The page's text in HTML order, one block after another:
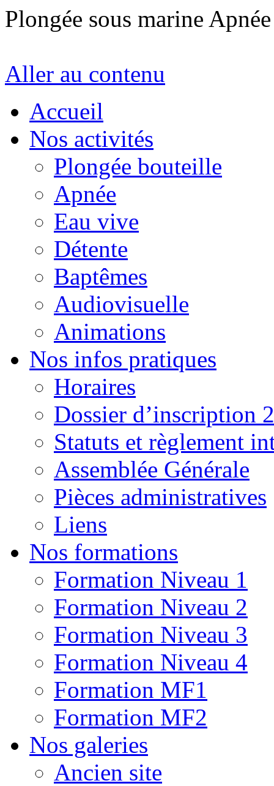
Plongée sous marine
Aller au contenu
Accueil
Nos activités
Plongée bouteille
Apnée
Eau vive
Détente
Baptêmes
Audiovisuelle
Animations
Nos infos pratiques
Horaires
Dossier d’inscription
Statuts et règlement
Assemblée Générale
Pièces administratives
Liens
Nos formations
Formation Niveau 1
Formation Niveau 2
Formation Niveau 3
Formation Niveau 4
Formation MF1
Formation MF2
Nos galeries
Ancien site